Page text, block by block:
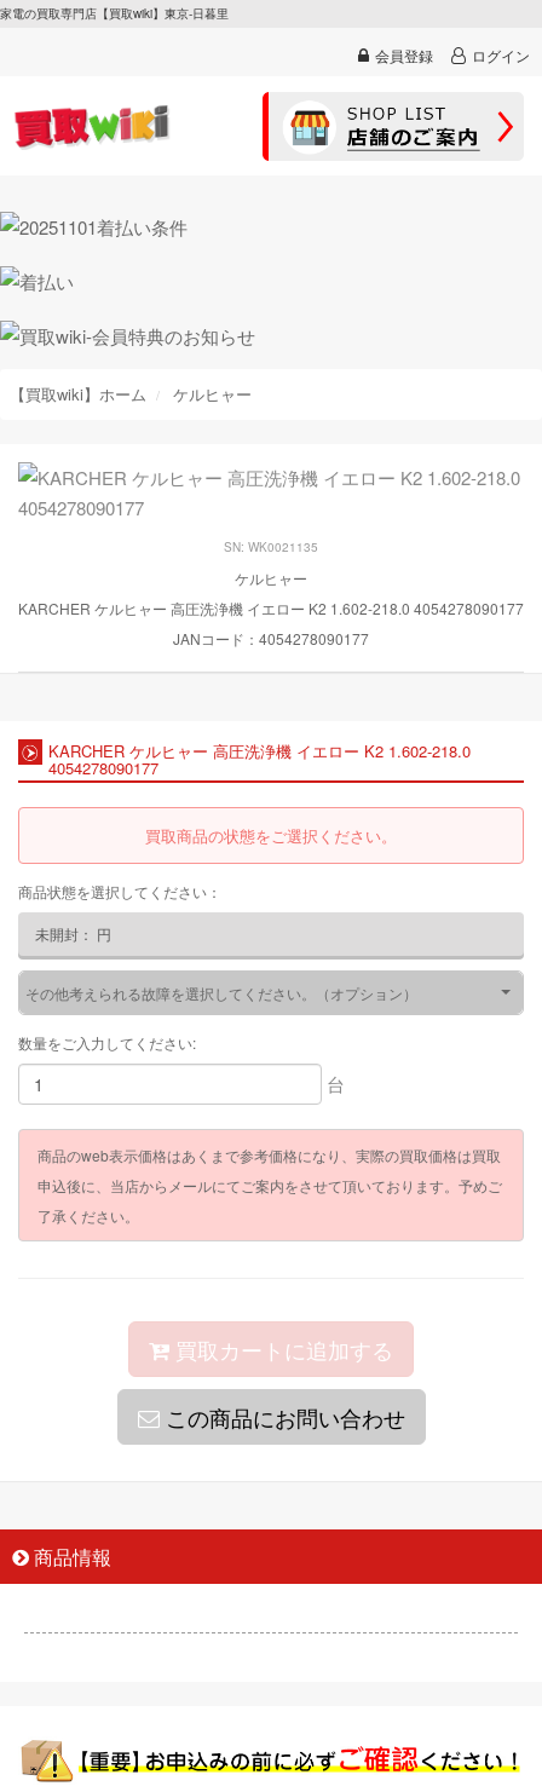
家電の買取専門店【買取wiki】東京-日暮里
会員登録 ログイン
【買取wiki】ホーム ケルヒャー
SN: WK0021135
ケルヒャー
KARCHER ケルヒャー 高圧洗浄機 イエロー K2 1.602-218.0 4054278090177
JANコード：4054278090177
KARCHER ケルヒャー 高圧洗浄機 イエロー K2 1.602-218.0
4054278090177
買取商品の状態をご選択ください。
商品状態を選択してください：
未開封： 円
その他考えられる故障を選択してください。（オプション）
数量をご入力してください:
台
商品のweb表示価格はあくまで参考価格になり、実際の買取価格は買取
申込後に、当店からメールにてご案内をさせて頂いております。予めご
了承ください。
買取カートに追加する
この商品にお問い合わせ
商品情報